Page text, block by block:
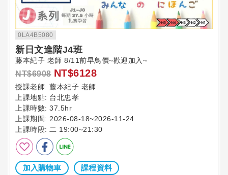
0LA4B5080
新日文進階J4班
藤本紀子 老師 8/11前早鳥價~歡迎加入~
NT$6908 NT$6128
授課老師: 藤本紀子 老師
上課地點: 台北忠孝
上課時數: 37.5hr
上課期間: 2026-08-18~2026-11-24
上課時段: 二 19:00~21:30
加入購物車 課程資料